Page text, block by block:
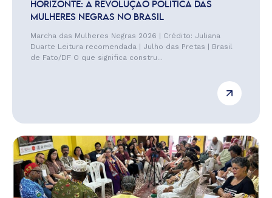
HORIZONTE: A REVOLUÇÃO POLÍTICA DAS
MULHERES NEGRAS NO BRASIL
Marcha das Mulheres Negras 2026 | Crédito: Juliana
Duarte Leitura recomendada | Julho das Pretas | Brasil
de Fato/DF O que significa constru...